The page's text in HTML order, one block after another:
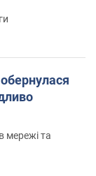
мережі та